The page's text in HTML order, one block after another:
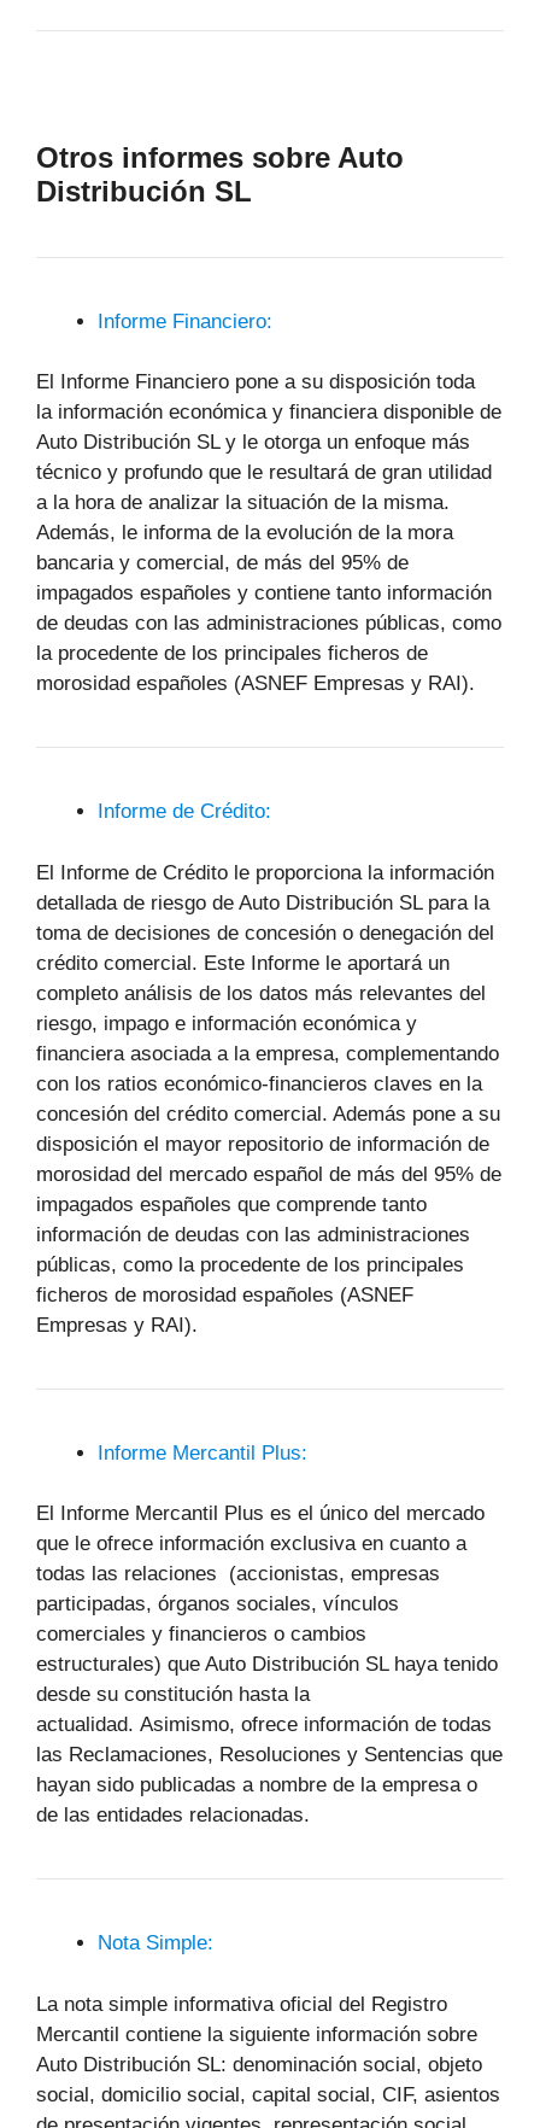
Otros informes sobre Auto
Distribución SL
Informe Financiero:
El Informe Financiero pone a su disposición toda
la información económica y financiera disponible de
Auto Distribución SL y le otorga un enfoque más
técnico y profundo que le resultará de gran utilidad
a la hora de analizar la situación de la misma.
Además, le informa de la evolución de la mora
bancaria y comercial, de más del 95% de
impagados españoles y contiene tanto información
de deudas con las administraciones públicas, como
la procedente de los principales ficheros de
morosidad españoles (ASNEF Empresas y RAI).
Informe de Crédito:
El Informe de Crédito le proporciona la información
detallada de riesgo de Auto Distribución SL para la
toma de decisiones de concesión o denegación del
crédito comercial. Este Informe le aportará un
completo análisis de los datos más relevantes del
riesgo, impago e información económica y
financiera asociada a la empresa, complementando
con los ratios económico-financieros claves en la
concesión del crédito comercial. Además pone a su
disposición el mayor repositorio de información de
morosidad del mercado español de más del 95% de
impagados españoles que comprende tanto
información de deudas con las administraciones
públicas, como la procedente de los principales
ficheros de morosidad españoles (ASNEF
Empresas y RAI).
Informe Mercantil Plus:
El Informe Mercantil Plus es el único del mercado
que le ofrece información exclusiva en cuanto a
todas las relaciones (accionistas, empresas
participadas, órganos sociales, vínculos
comerciales y financieros o cambios
estructurales) que Auto Distribución SL haya tenido
desde su constitución hasta la
actualidad. Asimismo, ofrece información de todas
las Reclamaciones, Resoluciones y Sentencias que
hayan sido publicadas a nombre de la empresa o
de las entidades relacionadas.
Nota Simple:
La nota simple informativa oficial del Registro
Mercantil contiene la siguiente información sobre
Auto Distribución SL: denominación social, objeto
social, domicilio social, capital social, CIF, asientos